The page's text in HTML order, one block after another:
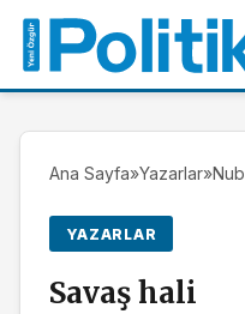
Ana Sayfa»Yazarlar»
YAZARLAR
Savaş hali